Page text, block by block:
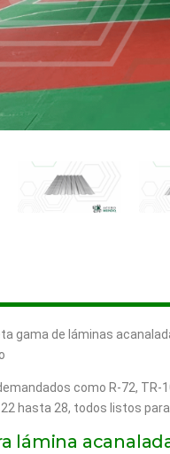
gama de láminas
como R‑72,
hasta 28, todos listos
lámina